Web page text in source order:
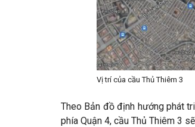
Vị trí của cầu Thủ Thiêm 3
Theo Bản đồ định hướng phát
phía Quận 4, cầu Thủ Thiêm 3